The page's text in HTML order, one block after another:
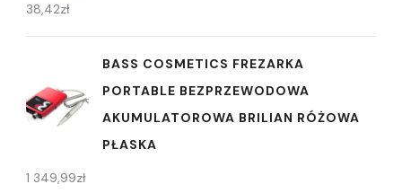
38,42zł
BASS COSMETICS FREZARKA
PORTABLE BEZPRZEWODOWA
AKUMULATOROWA BRILIAN RÓŻOWA
PŁASKA
1 349,99zł